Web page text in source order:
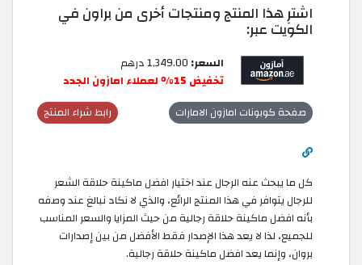
اشترِ هذا المنتج ومنتجات أخرى من براون في
الكويت عبر:
السعر: 1,349.00 درهم
تخفيض 15% لعملاء امازون الجدد
رابط شراء المنتج صفحة كوبونات امازون الامارات
كل ما يبحث عنه الرجال عند اختيار افضل ماكينة حلاقة الشعر
للرجال يتوافر في هذا المنتج الرائع، والذي لا نكاد نبالغ عند وصفه
بأنه افضل ماكينة حلاقة رجالية من حيث المزايا والسعر المناسب
للجميع، لذا لا يعد هذا الإصدار فقط الأفضل من بين إصدارات
بروان، وإنما يعد افضل ماكينة حلاقة رجالية.